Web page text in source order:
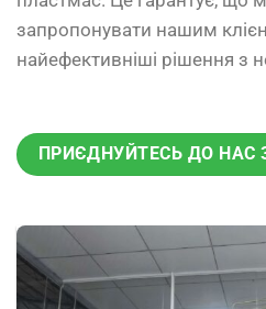
запропонувати нашим
найефективніші рішення з
ПРИЄДНУЙТЕСЬ ДО НАС